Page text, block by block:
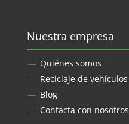
Nuestra empresa
Quiénes somos
Reciclaje de vehículos
Blog
Contacta con nosotros